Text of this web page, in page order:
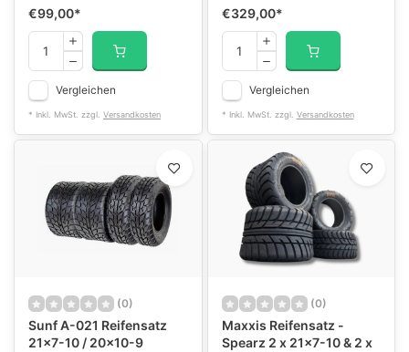
€99,00*
Vergleichen
* Inkl. MwSt. zzgl. Versandkosten
€329,00*
Vergleichen
* Inkl. MwSt. zzgl. Versandkosten
(0)
Sunf A-021 Reifensatz
21x7-10 / 20x10-9
(0)
Maxxis Reifensatz -
Spearz 2 x 21x7-10 & 2 x